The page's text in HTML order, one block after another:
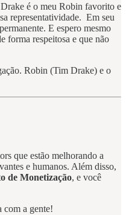
é o meu Robin favorito e
representatividade. Em seu
E espero mesmo
forma respeitosa e que não
Robin (Tim Drake) e o
que estão melhorando a
e humanos. Além disso,
de Monetização, e você
com a gente!